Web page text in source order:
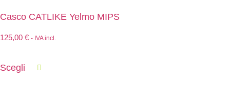
Casco CATLIKE Yelmo MIPS
125,00 € - IVA incl.
Scegli